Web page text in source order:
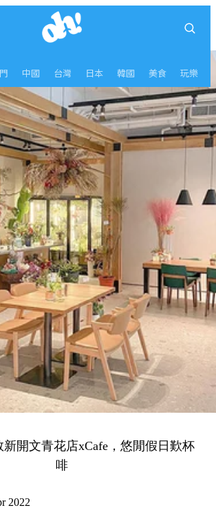
中國 台灣 日本 韓國 美食 玩樂
新開文青花店xCafe，悠閒假日歎杯
啡
2022